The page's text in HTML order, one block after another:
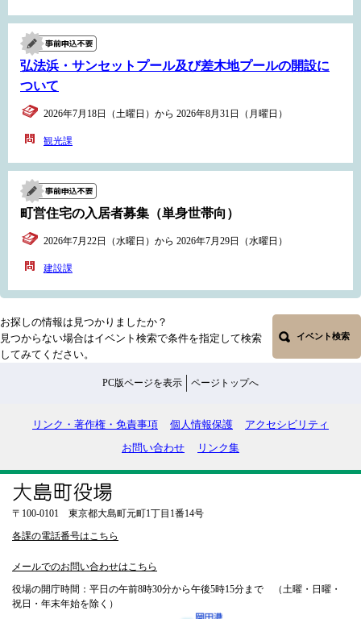
弘法浜・サンセットプール及び差木地プールの開設に
ついて
2026年7月18日（土曜日）から 2026年8月31日（月曜日）
観光課
町営住宅の入居者募集（単身世帯向）
2026年7月22日（水曜日）から 2026年7月29日（水曜日）
建設課
お探しの情報は見つかりましたか？
見つからない場合はイベント検索で条件を指定して検索
してみてください。
イベント検索
PC版ページを表示 ページトップへ
リンク・著作権・免責事項 個人情報保護 アクセシビリティ
お問い合わせ リンク集
〒100-0101 東京都大島町元町1丁目1番14号
各課の電話番号はこちら
メールでのお問い合わせはこちら
役場の開庁時間：平日の午前8時30分から午後5時15分まで （土曜・日曜・
祝日・年末年始を除く）